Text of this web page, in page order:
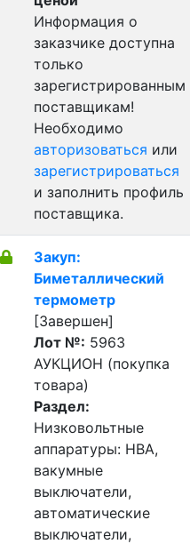
Информация о
заказчике доступна
только
зарегистрированным
поставщикам!
Необходимо
авторизоваться или
зарегистрироваться
и заполнить профиль
поставщика.
Закуп:
Биметаллический
термометр
[Завершен]
Лот №: 5963
АУКЦИОН (покупка
товара)
Раздел:
Низковольтные
аппаратуры: НВА,
вакумные
выключатели,
автоматические
выключатели,